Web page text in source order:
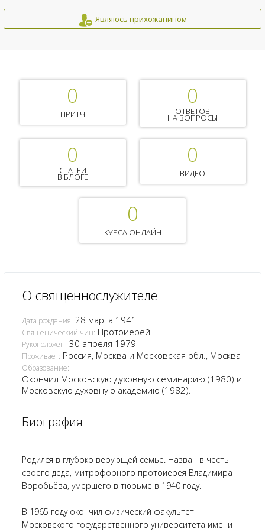
Являюсь прихожанином
0
ПРИТЧ
0
ОТВЕТОВ
НА ВОПРОСЫ
0
СТАТЕЙ
В БЛОГЕ
0
ВИДЕО
0
КУРСА ОНЛАЙН
О священнослужителе
Дата рождения: 28 марта 1941
Священический чин: Протоиерей
Рукоположен: 30 апреля 1979
Проживает: Россия, Москва и Московская обл., Москва
Образование:
Окончил Московскую духовную семинарию (1980) и
Московскую духовную академию (1982).
Биография
Родился в глубоко верующей семье. Назван в честь
своего деда, митрофорного протоиерея Владимира
Воробьёва, умершего в тюрьме в 1940 году.
В 1965 году окончил физический факультет
Московского государственного университета имени